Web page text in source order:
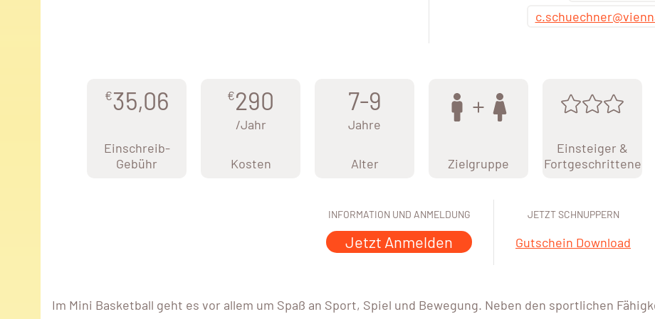
€35,06
Einschreib-
Gebühr
€290
/Jahr
Kosten
7-9
Jahre
Alter Zielgruppe
Einsteiger &
Fortgeschrittene
INFORMATION UND ANMELDUNG
Jetzt Anmelden
JETZT SCHNUPPERN
Gutschein Download
Im Mini Basketball geht es vor allem um Spaß an Sport, Spiel und Bewegung. Neben den sportlichen